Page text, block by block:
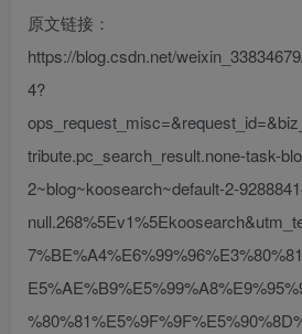
原文链接：
https://blog.csdn.net/
4?
tribute.pc_search_result.none-task-
2~blog~koosearch~default-2-